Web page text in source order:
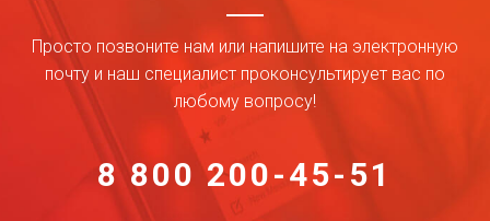
Просто позвоните нам или напишите на электронную
почту и наш специалист проконсультирует вас по
любому вопросу!
8 800 200-45-51